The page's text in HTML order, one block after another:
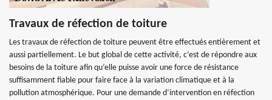
Travaux de réfection de toiture
Les travaux de réfection de toiture peuvent être effectués entièrement et
aussi partiellement. Le but global de cette activité, c’est de répondre aux
besoins de la toiture afin qu’elle puisse avoir une force de résistance
suffisamment fiable pour faire face à la variation climatique et à la
pollution atmosphérique. Pour une demande d’intervention en réfection